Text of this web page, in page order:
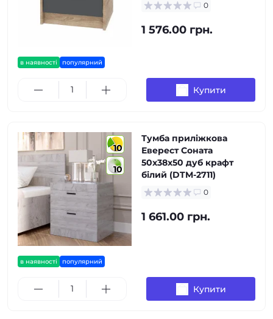
в наявності популярний
0
1 576.00 грн.
Купити
10
10
в наявності популярний
Тумба приліжкова
Еверест Соната
50х38х50 дуб крафт
білий (DTM-2711)
0
1 661.00 грн.
Купити